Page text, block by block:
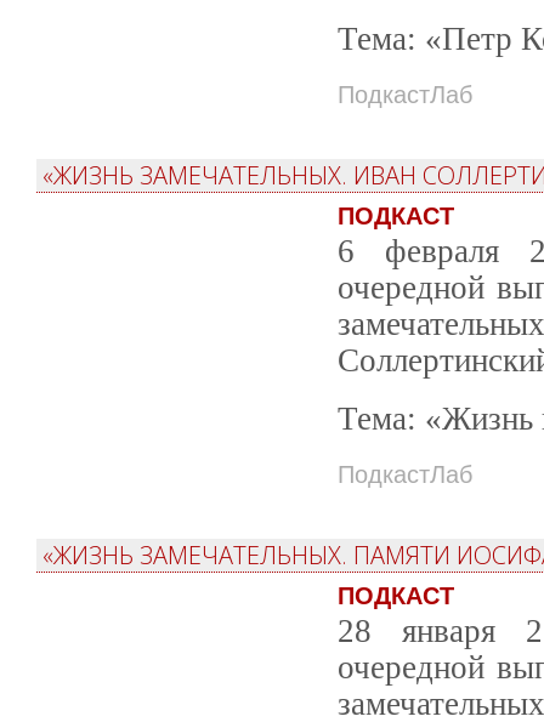
Тема: «Петр
ПодкастЛаб
«ЖИЗНЬ ЗАМЕЧАТЕЛЬНЫХ. ИВАН
ПОДКАСТ
6 февраля
очередной
Тема: «Жизнь
ПодкастЛаб
«ЖИЗНЬ ЗАМЕЧАТЕЛЬНЫХ. ПАМЯТИ
ПОДКАСТ
28 января
очередной